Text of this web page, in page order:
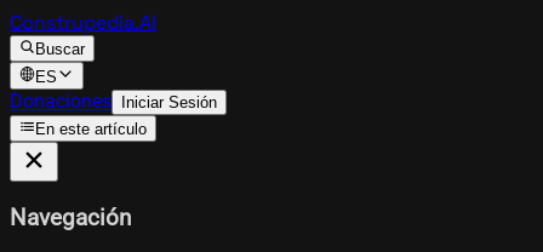
Construpedia.AI
Buscar
ES
Donaciones Iniciar Sesión
En este artículo
Navegación